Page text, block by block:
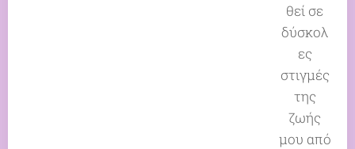
θεί σε
δύσκολ
ες
στιγμές
της
ζωής
μου από